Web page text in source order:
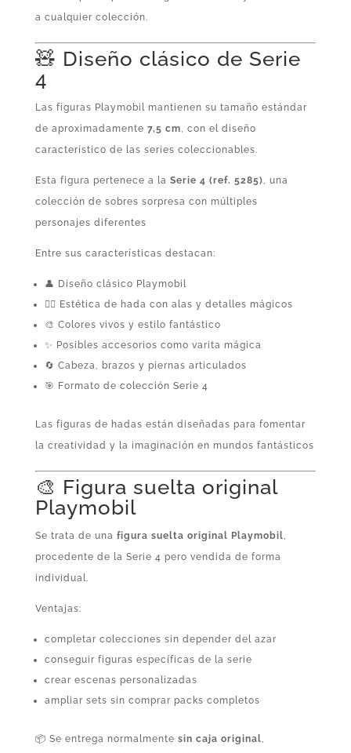
a cualquier colección.
🧸 Diseño clásico de Serie
4
Las figuras Playmobil mantienen su tamaño estándar
de aproximadamente 7,5 cm , con el diseño
característico de las series coleccionables.
Esta figura pertenece a la Serie 4 (ref. 5285) , una
colección de sobres sorpresa con múltiples
personajes diferentes
Entre sus características destacan:
👤 Diseño clásico Playmobil
🧚‍♀️ Estética de hada con alas y detalles mágicos
🎨 Colores vivos y estilo fantástico
✨ Posibles accesorios como varita mágica
🔄 Cabeza, brazos y piernas articulados
🎯 Formato de colección Serie 4
Las figuras de hadas están diseñadas para fomentar
la creatividad y la imaginación en mundos fantásticos
🎨 Figura suelta original
Playmobil
Se trata de una figura suelta original Playmobil
procedente de la Serie 4 pero vendida de forma
individual.
Ventajas:
completar colecciones sin depender del azar
conseguir figuras específicas de la serie
crear escenas personalizadas
ampliar sets sin comprar packs completos
📦 Se entrega normalmente sin caja original